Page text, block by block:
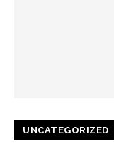
UNCATEGORIZED